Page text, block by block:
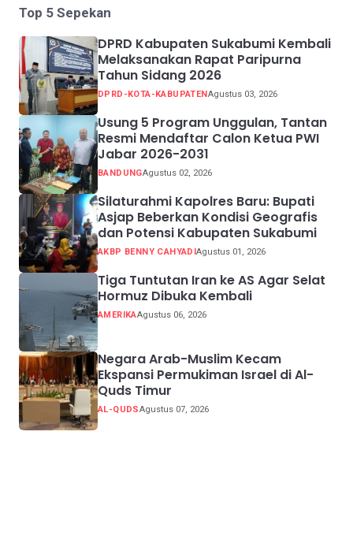
Top 5 Sepekan
DPRD Kabupaten Sukabumi Kembali
Melaksanakan Rapat Paripurna
Tahun Sidang 2026
DPRD-KOTA-KABUPATEN Agustus 03, 2026
Usung 5 Program Unggulan, Tantan
Resmi Mendaftar Calon Ketua PWI
Jabar 2026-2031
BANDUNGAgustus 02, 2026
Silaturahmi Kapolres Baru: Bupati
Asjap Beberkan Kondisi Geografis
dan Potensi Kabupaten Sukabumi
AKBP BENNY CAHYADIAgustus 01, 2026
Tiga Tuntutan Iran ke AS Agar Selat
Hormuz Dibuka Kembali
AMERIKAAgustus 06, 2026
Negara Arab-Muslim Kecam
Ekspansi Permukiman Israel di Al-
Quds Timur
AL-QUDSAgustus 07, 2026